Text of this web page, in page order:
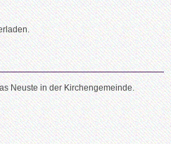
Neuste in der Kirchengemeinde.